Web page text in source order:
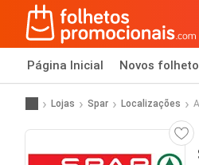
Página Inicial Novos
Lojas Spar Localizações